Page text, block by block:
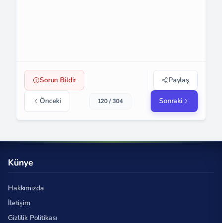
Sorun Bildir Paylaş
Önceki 120 / 304 Sonraki
Künye
Hakkımızda
İletişim
Gizlilik Politikası